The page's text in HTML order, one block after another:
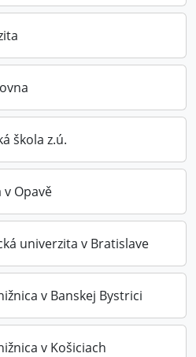
škola z.ú.
v Opavě
univerzita v Bratislave
v Banskej Bystrici
v Košiciach